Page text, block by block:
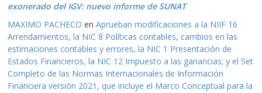
exonerado del IGV: nuevo informe de SUNAT
MAXIMO PACHECO enAprueban modificaciones a la NIIF 16
Arrendamientos, la NIC 8 Políticas contables, cambios en las
estimaciones contables y errores, la NIC 1 Presentación de
Estados Financieros, la NIC 12 Impuesto a las ganancias; y el Set
Completo de las Normas Internacionales de Información
Financiera versión 2021, que incluye el Marco Conceptual para la